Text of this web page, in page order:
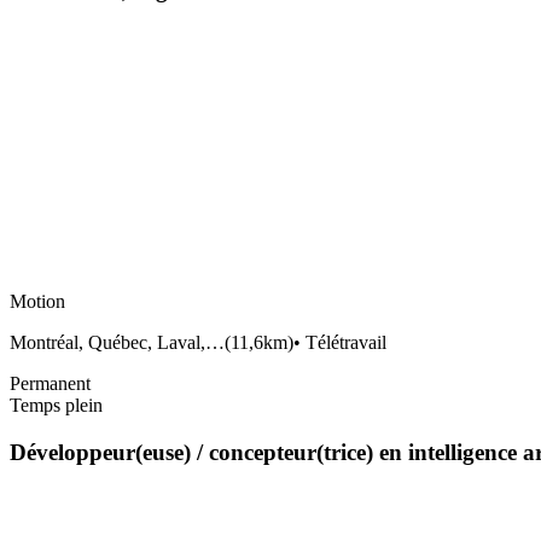
Motion
Montréal, Québec, Laval,…(11,6km)• Télétravail
Permanent
Temps plein
Développeur(euse) / concepteur(trice) en intelligence